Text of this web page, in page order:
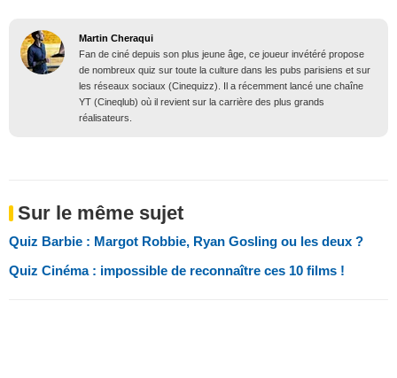
Martin Cheraqui
Fan de ciné depuis son plus jeune âge, ce joueur invétéré propose
de nombreux quiz sur toute la culture dans les pubs parisiens et sur
les réseaux sociaux (Cinequizz). Il a récemment lancé une chaîne
YT (Cineqlub) où il revient sur la carrière des plus grands
réalisateurs.
Sur le même sujet
Quiz Barbie : Margot Robbie, Ryan Gosling ou les deux ?
Quiz Cinéma : impossible de reconnaître ces 10 films !